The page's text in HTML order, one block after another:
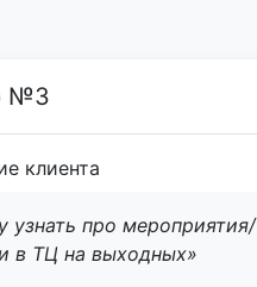
№3
клиента
узнать про мероприятия/
в ТЦ на выходных»